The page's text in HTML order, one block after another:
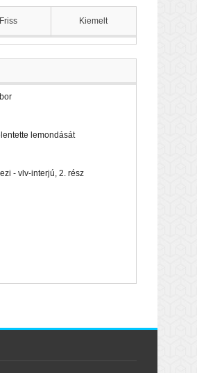
Friss Kiemelt
lemondását
- vlv-interjú, 2. rész